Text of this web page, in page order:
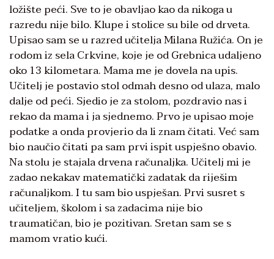
ložište peći. Sve to je obavljao kao da nikoga u
razredu nije bilo. Klupe i stolice su bile od drveta.
Upisao sam se u razred učitelja Milana Ružića. On je
rodom iz sela Crkvine, koje je od Grebnica udaljeno
oko 13 kilometara. Mama me je dovela na upis.
Učitelj je postavio stol odmah desno od ulaza, malo
dalje od peći. Sjedio je za stolom, pozdravio nas i
rekao da mama i ja sjednemo. Prvo je upisao moje
podatke a onda provjerio da li znam čitati. Već sam
bio naučio čitati pa sam prvi ispit uspješno obavio.
Na stolu je stajala drvena računaljka. Učitelj mi je
zadao nekakav matematički zadatak da riješim
računaljkom. I tu sam bio uspješan. Prvi susret s
učiteljem, školom i sa zadacima nije bio
traumatičan, bio je pozitivan. Sretan sam se s
mamom vratio kući.